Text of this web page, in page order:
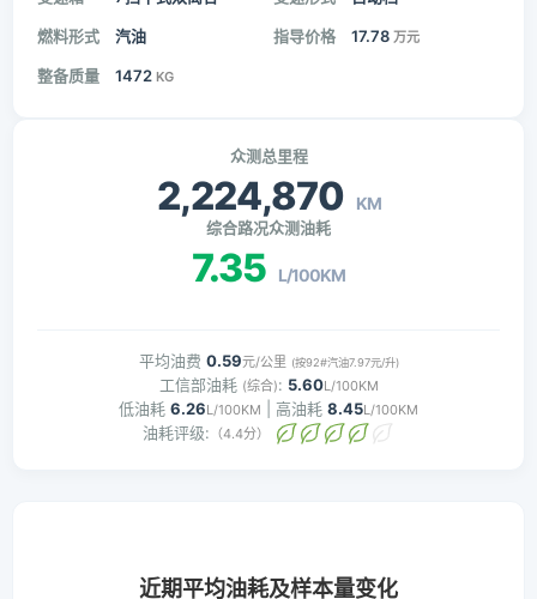
燃料形式 汽油 指导价格 17.78 万元
整备质量 1472 KG
众测总里程
2,224,870 KM
综合路况众测油耗
7.35 L/100KM
平均油费 0.59元/公里 (按92#汽油7.97元/升)
工信部油耗 (综合): 5.60L/100KM
低油耗 6.26L/100KM | 高油耗 8.45L/100KM
油耗评级: （4.4分）